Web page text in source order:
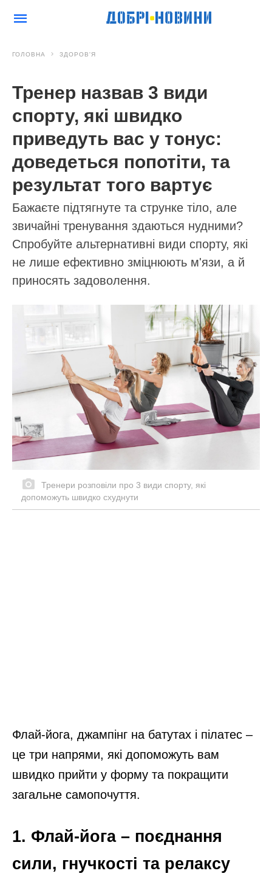
ГОЛОВНА ЗДОРОВ'Я
Тренер назвав 3 види
спорту, які швидко
приведуть вас у тонус:
доведеться попотіти, та
результат того вартує
Бажаєте підтягнуте та струнке тіло, але
звичайні тренування здаються нудними?
Спробуйте альтернативні види спорту, які
не лише ефективно зміцнюють м'язи, а й
приносять задоволення.
Тренери розповіли про 3 види спорту, які
допоможуть швидко схуднути
Флай-йога, джампінг на батутах і пілатес –
це три напрями, які допоможуть вам
швидко прийти у форму та покращити
загальне самопочуття.
1. Флай-йога – поєднання
сили, гнучкості та релаксу